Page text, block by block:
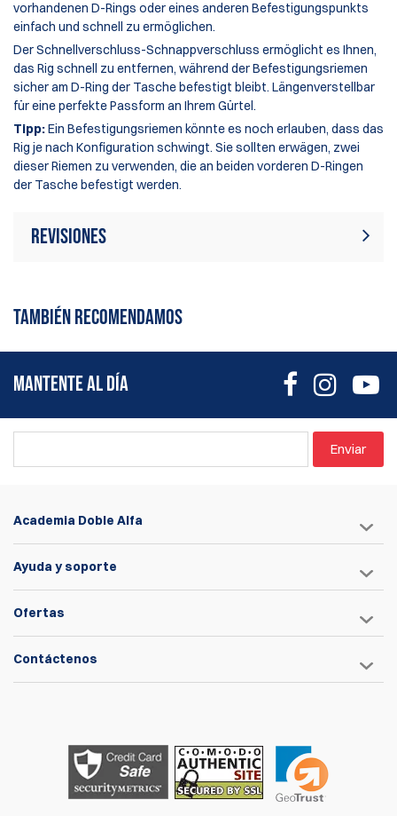
vorhandenen D-Rings oder eines anderen Befestigungspunkts
einfach und schnell zu ermöglichen.
Der Schnellverschluss-Schnappverschluss ermöglicht es Ihnen,
das Rig schnell zu entfernen, während der Befestigungsriemen
sicher am D-Ring der Tasche befestigt bleibt. Längenverstellbar
für eine perfekte Passform an Ihrem Gürtel.
Tipp:Ein Befestigungsriemen könnte es noch erlauben, dass das
Rig je nach Konfiguration schwingt. Sie sollten erwägen, zwei
dieser Riemen zu verwenden, die an beiden vorderen D-Ringen
der Tasche befestigt werden.
Revisiones
productos. Sé el primero en escribir
una reseña
TAMBIÉN RECOMENDAMOS
MANTENTE AL DÍA
Enviar
Academia Doble Alfa
Ayuda y soporte
Ofertas
Contáctenos